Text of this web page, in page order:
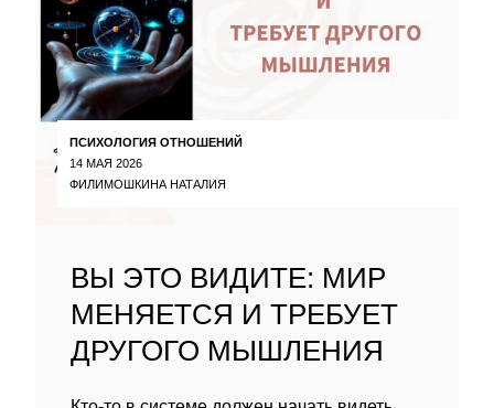
ПСИХОЛОГИЯ ОТНОШЕНИЙ
14 МАЯ 2026
ФИЛИМОШКИНА НАТАЛИЯ
ВЫ ЭТО ВИДИТЕ: МИР
МЕНЯЕТСЯ И ТРЕБУЕТ
ДРУГОГО МЫШЛЕНИЯ